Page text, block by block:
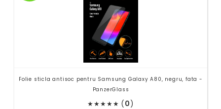
Folie sticla antisoc pentru Samsung Galaxy A80, negru, fata -
PanzerGlass
★★★★★ (0)